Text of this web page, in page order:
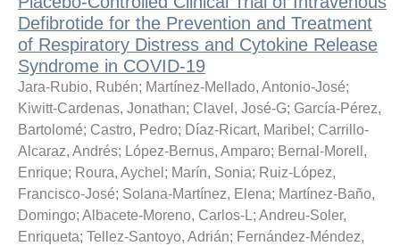
Defibrotide for the Prevention and Treatment
of Respiratory Distress and Cytokine Release
Syndrome in COVID-19
Jara-Rubio, Rubén; Martínez-Mellado, Antonio-José;
Kiwitt-Cardenas, Jonathan; Clavel, José-G; García-Pérez,
Bartolomé; Castro, Pedro; Díaz-Ricart, Maribel ; Carrillo-
Alcaraz, Andrés; López-Bernus, Amparo; Bernal-Morell,
Enrique; Roura, Aychel ; Marín, Sonia; Ruiz-López,
Francisco-José; Solana-Martínez, Elena; Martínez-Baño,
Domingo; Albacete-Moreno, Carlos-L; Andreu-Soler,
Enriqueta; Tellez-Santoyo, Adrián; Fernández-Méndez,